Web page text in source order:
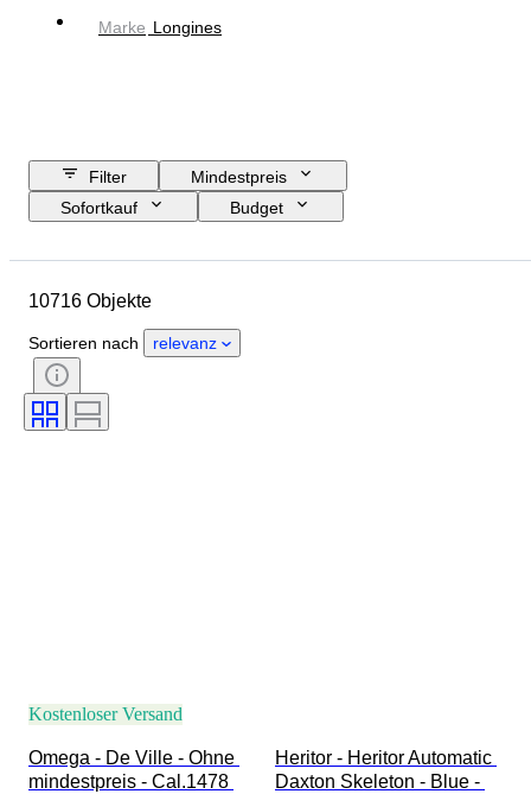
Marke Longines
Filter
Mindestpreis
Sofortkauf
Budget
Länge Uhrenarmband
Herkunftsland
Geschlecht
Zustand
Zubehör
Thema
10716 Objekte
Sortieren nach relevanz
Kostenloser Versand
Omega - De Ville - Ohne
mindestpreis - Cal.1478
Heritor - Heritor Automatic
Daxton Skeleton - Blue -